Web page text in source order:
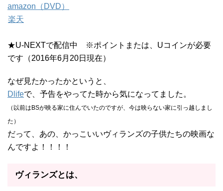
amazon（DVD）
楽天
★U-NEXTで配信中 ※ポイントまたは、Uコインが必要
です（2016年6月20日現在）
なぜ見たかったかというと、
Dlifeで、予告をやってた時から気になってました。
（以前はBSが映る家に住んでいたのですが、今は映らない家に引っ越しまし
た）
だって、あの、かっこいいヴィランズの子供たちの映画な
んですよ！！！！
ヴィランズとは、